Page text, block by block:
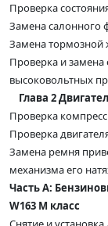
Проверка
Замена салонного
Замена
Проверка и замена
высоковольтных
Глава 2
Проверка
Проверка
Замена ремня
механизма его
Часть А:
W163 M класс